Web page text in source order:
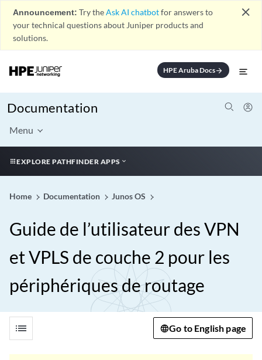
Announcement: Try theAsk AI chatbotfor answers to
your technical questions about Juniper products and
solutions.
close
HPE Aruba Docsarrow_forward
Documentation
Menu
EXPLORE PATHFINDER APPS
Home Documentation Junos OS
Guide de l’utilisateur des VPN
et VPLS de couche 2 pour les
périphériques de routage
list Go to English page